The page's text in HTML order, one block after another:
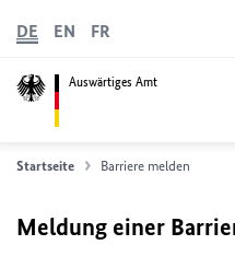
Auswärtiges Amt
DE EN FR
Startseite Barriere melden
Meldung einer